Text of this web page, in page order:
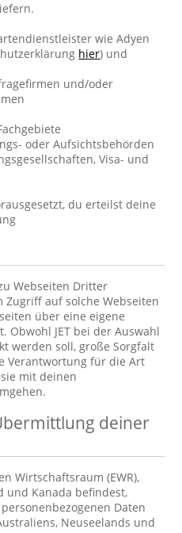
wie Adyen
hier) und
und/oder
oder Aufsichtsbehörden
Visa- und
du erteilst deine
Webseiten Dritter
auf solche Webseiten
über eine eigene
Obwohl JET bei der Auswahl
werden soll, große Sorgfalt
Verantwortung für die Art
mit deinen
deiner
Wirtschaftsraum (EWR),
und Kanada befindest,
Daten
Neuseelands und